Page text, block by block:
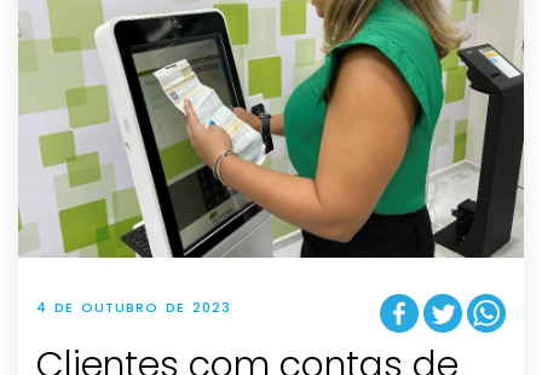
4 DE OUTUBRO DE 2023
Clientes com contas de